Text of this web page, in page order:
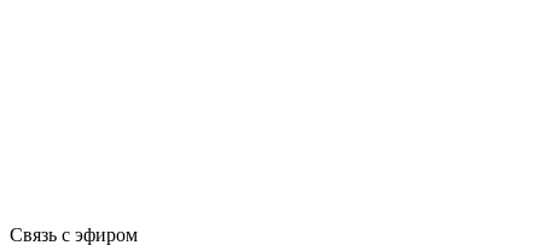
Связь с эфиром